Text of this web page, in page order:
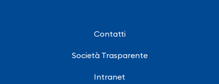
Contatti
Società Trasparente
Intranet